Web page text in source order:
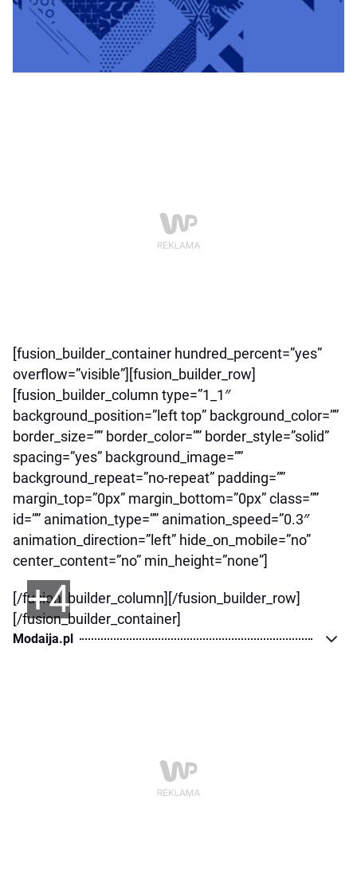
[fusion_builder_container hundred_percent=”yes”
overflow=”visible”][fusion_builder_row]
[fusion_builder_column type=”1_1″
background_position=”left top” background_color=””
border_size=”” border_color=”” border_style=”solid”
spacing=”yes” background_image=””
background_repeat=”no-repeat” padding=””
margin_top=”0px” margin_bottom=”0px” class=””
id=”” animation_type=”” animation_speed=”0.3″
animation_direction=”left” hide_on_mobile=”no”
center_content=”no” min_height=”none”]
+4
[/fusion_builder_column][/fusion_builder_row]
[/fusion_builder_container]
Modaija.pl